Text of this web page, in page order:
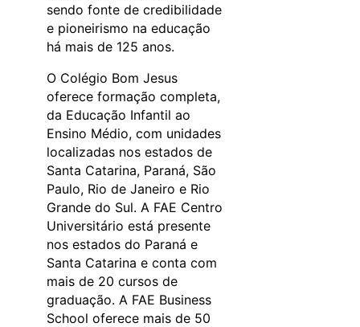
sendo fonte de credibilidade
e pioneirismo na educação
há mais de 125 anos.
O Colégio Bom Jesus
oferece formação completa,
da Educação Infantil ao
Ensino Médio, com unidades
localizadas nos estados de
Santa Catarina, Paraná, São
Paulo, Rio de Janeiro e Rio
Grande do Sul. A FAE Centro
Universitário está presente
nos estados do Paraná e
Santa Catarina e conta com
mais de 20 cursos de
graduação. A FAE Business
School oferece mais de 50